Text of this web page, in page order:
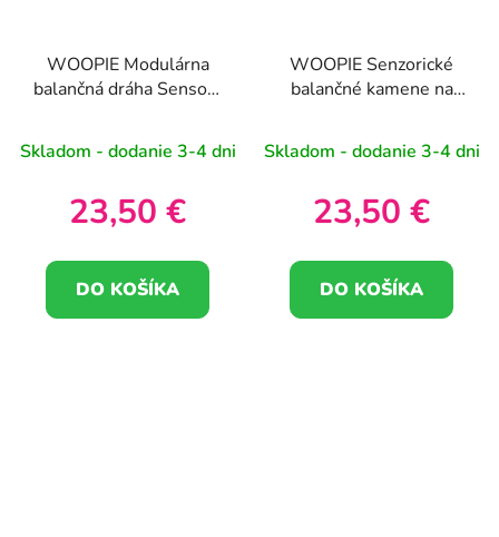
WOOPIE Modulárna
balančná dráha Sensory
Skladom - dodanie 3-4 dni
23,50 €
DO KOŠÍKA
WOOPIE Senzorické
balančné kamene na
ks
Skladom - dodanie 3-4 dni
23,50 €
DO KOŠÍKA